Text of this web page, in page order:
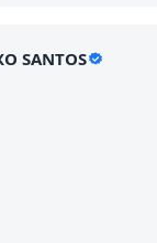
SANTOS